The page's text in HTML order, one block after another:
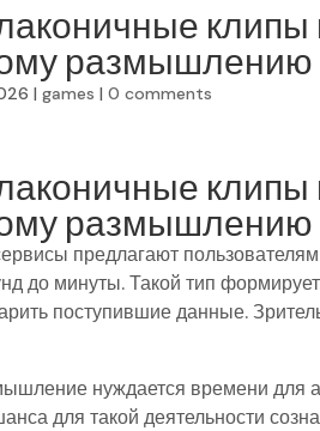
размышлению
|games |0 comments
размышлению
предлагают
до минуты. Такой тип
поступившие данные.
нуждается времени для
для такой деятельности